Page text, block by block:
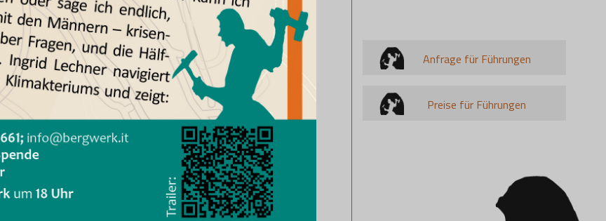
Anfrage für Führungen
Preise für Führungen